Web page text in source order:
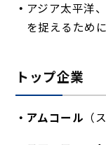
アジア太平洋
を捉えるため
トップ企業
アムコール （